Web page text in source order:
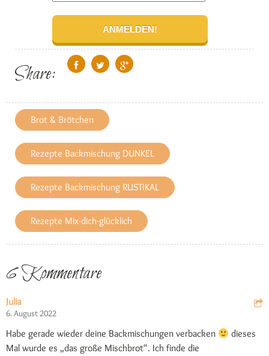
Share:
Brot & Brötchen
Rezepte Backmischung DUNKEL
Rezepte Backmischung RUSTIKAL
Rezepte Mix-dich-glücklich
6 Kommentare
Julia
6. August 2022
Habe gerade wieder deine Backmischungen verbacken
dieses
Mal wurde es „das große Mischbrot“. Ich finde die